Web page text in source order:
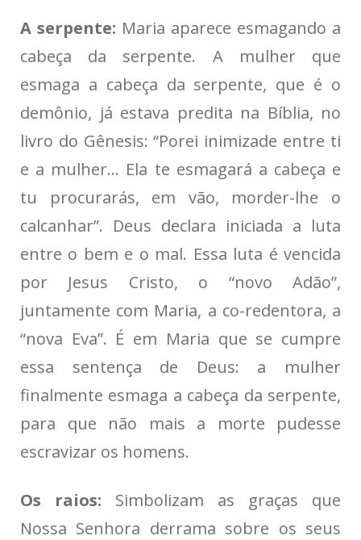
A serpente: Maria aparece esmagando a
cabeça da serpente. A mulher que
esmaga a cabeça da serpente, que é o
demônio, já estava predita na Bíblia, no
livro do Gênesis: “Porei inimizade entre ti
e a mulher… Ela te esmagará a cabeça e
tu procurarás, em vão, morder-lhe o
calcanhar”. Deus declara iniciada a luta
entre o bem e o mal. Essa luta é vencida
por Jesus Cristo, o “novo Adão”,
juntamente com Maria, a co-redentora, a
“nova Eva”. É em Maria que se cumpre
essa sentença de Deus: a mulher
finalmente esmaga a cabeça da serpente,
para que não mais a morte pudesse
escravizar os homens.
Os raios: Simbolizam as graças que
Nossa Senhora derrama sobre os seus